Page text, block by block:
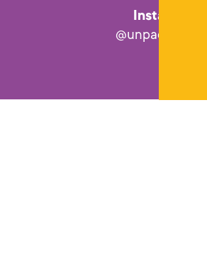
Instagram
@unpack_design